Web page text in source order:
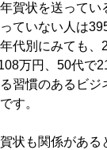
賀状を送って
ていない人は
代別にみても、
万円、50代で
習慣のあるビ
す。
状も関係がある